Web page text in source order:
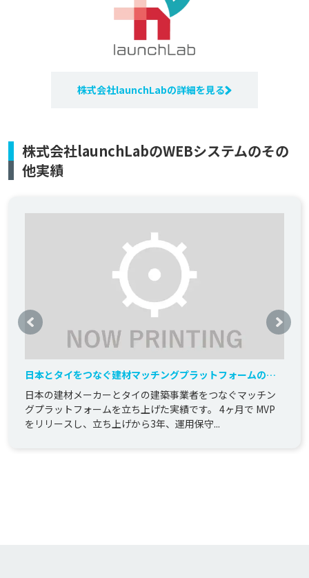
株式会社launchLabの詳細を見る
株式会社launchLabのWEBシステムのその
他実績
日本とタイをつなぐ建材マッチングプラットフォームの新
規開発
日本の建材メーカーとタイの建築事業者をつなぐマッチン
グプラットフォームを立ち上げた実績です。 4ヶ月で MVP
をリリースし、立ち上げから3年、運用保守...